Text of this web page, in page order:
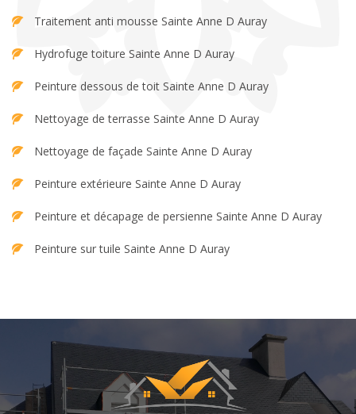
Traitement anti mousse Sainte Anne D Auray
Hydrofuge toiture Sainte Anne D Auray
Peinture dessous de toit Sainte Anne D Auray
Nettoyage de terrasse Sainte Anne D Auray
Nettoyage de façade Sainte Anne D Auray
Peinture extérieure Sainte Anne D Auray
Peinture et décapage de persienne Sainte Anne D Auray
Peinture sur tuile Sainte Anne D Auray